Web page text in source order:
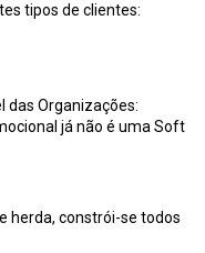
tipos de clientes:
das Organizações:
já não é uma Soft
herda, constrói-se todos